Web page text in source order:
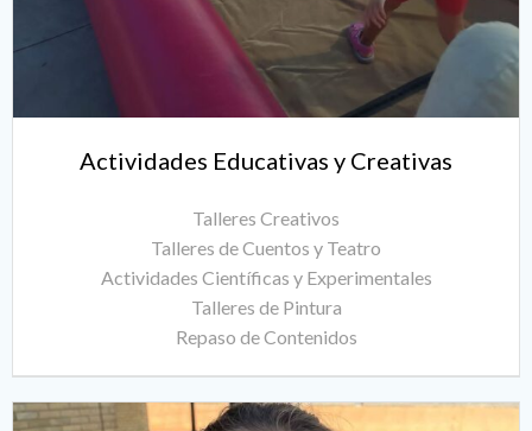
Actividades Educativas y Creativas
Talleres Creativos
Talleres de Cuentos y Teatro
Actividades Científicas y Experimentales
Talleres de Pintura
Repaso de Contenidos